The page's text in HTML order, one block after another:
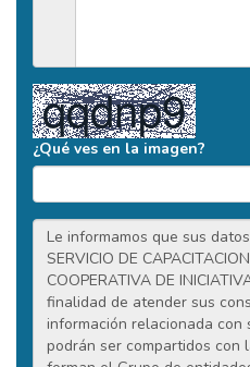
¿Qué ves en la imagen?